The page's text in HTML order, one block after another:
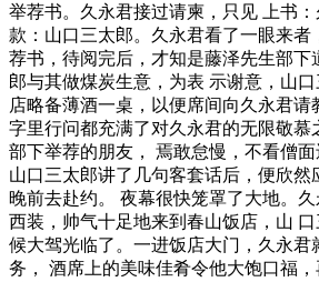
举荐书。久永君接过请柬，只见 上书
款：山口三太郎。久永君看了一眼来者
荐书，待阅完后，才知是藤泽先生部下
郎与其做煤炭生意，为表 示谢意，山
店略备薄酒一桌，以便席间向久永君请
字里行问都充满了对久永君的无限敬慕
部下举荐的朋友， 焉敢怠慢，不看僧
山口三太郎讲了几句客套话后，便欣然
晚前去赴约。 夜幕很快笼罩了大地。
西装，帅气十足地来到春山饭店，山
候大驾光临了。一进饭店大门，久永君
务， 酒席上的美味佳肴令他大饱口福